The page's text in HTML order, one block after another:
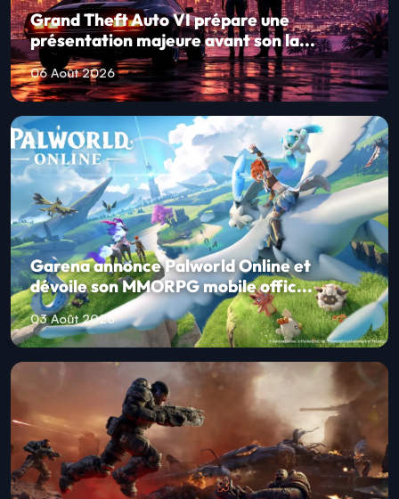
Grand Theft Auto VI prépare une
présentation majeure avant son la...
06 Août 2026
Garena annonce Palworld Online et
dévoile son MMORPG mobile offic...
03 Août 2026